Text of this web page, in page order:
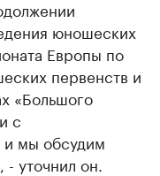
юношеских
Европы по
первенств и
«Большого
с
и мы обсудим
уточнил он.